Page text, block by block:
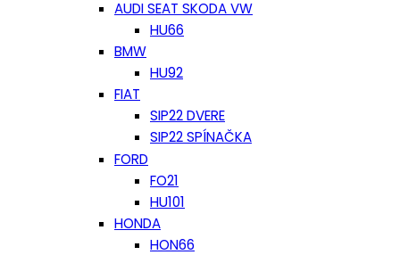
AUDI SEAT SKODA VW
HU66
BMW
HU92
FIAT
SIP22 DVERE
SIP22 SPÍNAČKA
FORD
FO21
HU101
HONDA
HON66